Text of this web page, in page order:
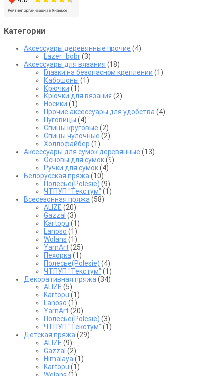
выбрать
на
Категории
Аксессуары деревянные прочие (4)
Lazer_bobr(3)
Аксессуары для вязания (18)
Глазки на безопасном креплении (1)
Кабошоны (1)
Крючки (1)
Крючки для вязания (2)
Носики (1)
Прочие аксессуары для удобства (4)
Пуговицы (4)
Спицы круговые (2)
Спицы чулочные (2)
Холлофайбер (1)
Аксессуары для сумок деревянные (13)
Основы для сумок(9)
Ручки для сумок(4)
Белорусская пряжа (10)
Полесье(Polesie) (9)
ЧТПУП "Текстум" (1)
Всесезонная пряжа (58)
ALIZE (20)
Gazzal (3)
Kartopu (1)
Lanoso (1)
Wolans (1)
YarnArt (25)
Пехорка (1)
Полесье(Polesie) (4)
ЧТПУП "Текстум" (1)
Декоративная пряжа (34)
ALIZE (5)
Kartopu (1)
Lanoso (1)
YarnArt (20)
Полесье(Polesie) (3)
ЧТПУП "Текстум" (1)
Детская пряжа (29)
ALIZE (9)
Gazzal (2)
Himalaya (1)
Kartopu (1)
Wolans (1)